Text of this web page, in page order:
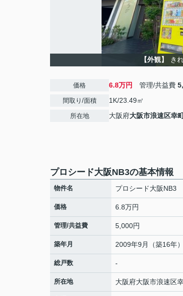
【外観】 き
価格 6.8万円 管理/共益費
間取り/面積 1K/23.49㎡
所在地 大阪府大阪市浪速区幸
プロシード大阪NB3の基本情報
物件名 プロシード大阪NB3
価格 6.8万円
管理/共益費 5,000円
築年月 2009年9月（築16年）
総戸数 -
所在地 大阪府大阪市浪速区